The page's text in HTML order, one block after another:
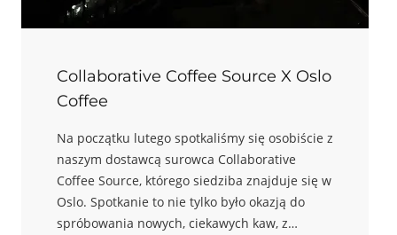
Collaborative Coffee Source X Oslo
Coffee
Na początku lutego spotkaliśmy się osobiście z
naszym dostawcą surowca Collaborative
Coffee Source, którego siedziba znajduje się w
Oslo. Spotkanie to nie tylko było okazją do
spróbowania nowych, ciekawych kaw, z